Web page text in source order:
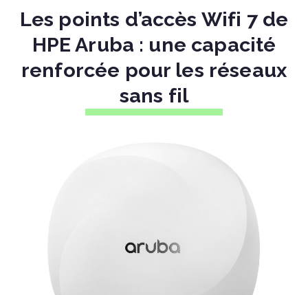
Les points d’accès Wifi 7 de
HPE Aruba : une capacité
renforcée pour les réseaux
sans fil